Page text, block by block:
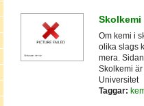
Skolkemi
Om kemi i
olika slags
mera.
Skolkemi
Universitet
Taggar: